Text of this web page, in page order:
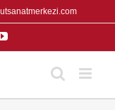
YouTube